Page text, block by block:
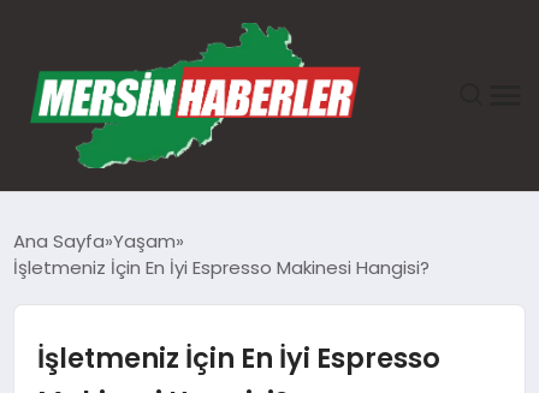
EKONOMI
Ana Sayfa Yaşam
İşletmeniz İçin En İyi Espresso Makinesi Hangisi?
İşletmeniz İçin En İyi Espresso